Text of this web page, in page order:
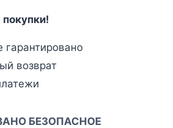
гарантировано
возврат
БЕЗОПАСНОЕ